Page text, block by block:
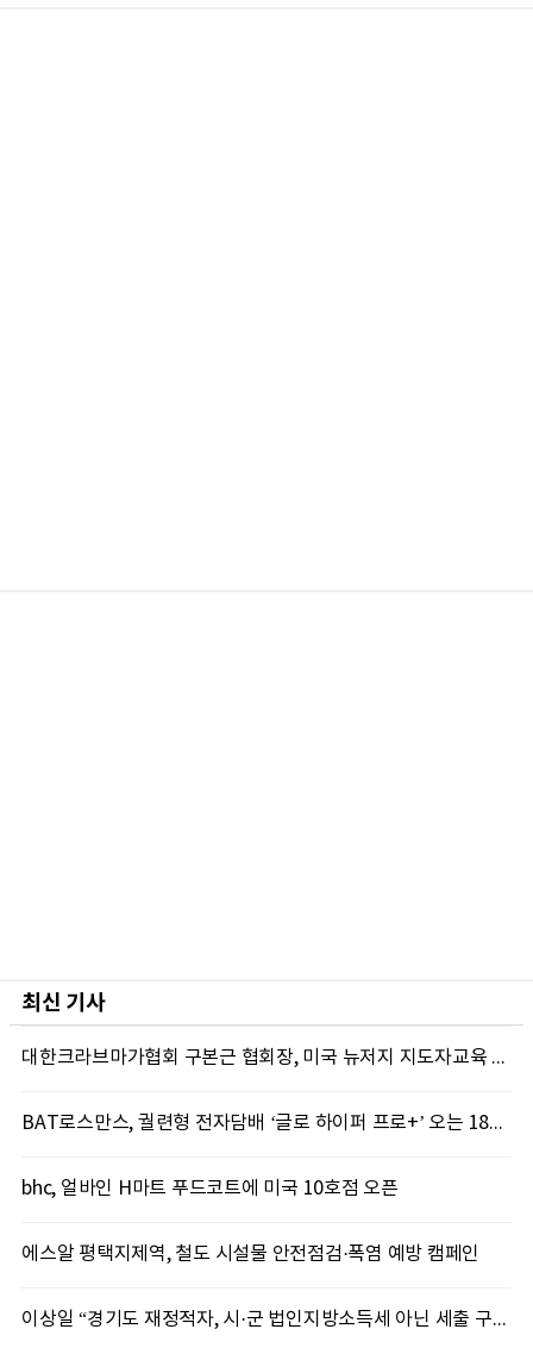
최신 기사
대한크라브마가협회 구본근 협회장, 미국 뉴저지 지도자교육 실시
BAT로스만스, 궐련형 전자담배 ‘글로 하이퍼 프로+’ 오는 18일 출시
bhc, 얼바인 H마트 푸드코트에 미국 10호점 오픈
에스알 평택지제역, 철도 시설물 안전점검·폭염 예방 캠페인
이상일 “경기도 재정적자, 시·군 법인지방소득세 아닌 세출 구조조정으로 풀어야”